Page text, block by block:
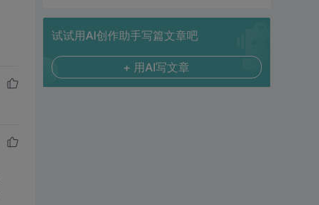
试试用AI创作助手写篇文章吧
+ 用AI写文章